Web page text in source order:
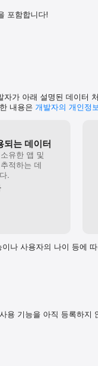
포함합니다!
자가 아래 설명된 데이터
내용은 개발자의 개인정
되는 데이터
유한 앱 및
적하는 데
.
나 사용자의 나이 등에
용 기능을 아직 등록하지